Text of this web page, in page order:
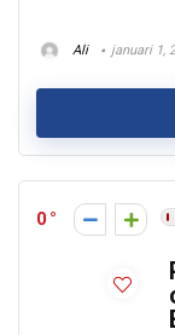
Ali januari 1,
0